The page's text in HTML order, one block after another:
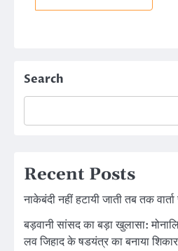
Search
Recent Posts
नाकेबंदी नहीं हटायी जाती तब तक
बड़वानी सांसद का बड़ा खुलासा:
लव जिहाद के षडयंत्र का बनाया